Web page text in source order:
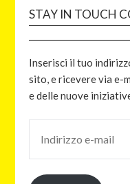
STAY IN TOUCH
Inserisci il tuo
sito, e ricevere via e-
e delle nuove